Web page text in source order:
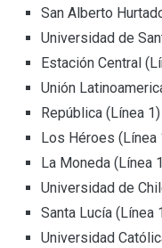
San Alberto
Universidad de
Estación Central
Unión
República (Línea 1)
Los Héroes (Línea
La Moneda (Línea
Universidad de
Santa Lucía (Línea
Universidad